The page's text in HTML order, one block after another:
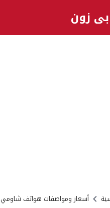
زون
أسعار ومواصفات هواتف شاومي